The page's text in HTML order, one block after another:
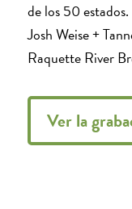
de los 50 estados.
Josh Weise +
Raquette River
Ver la